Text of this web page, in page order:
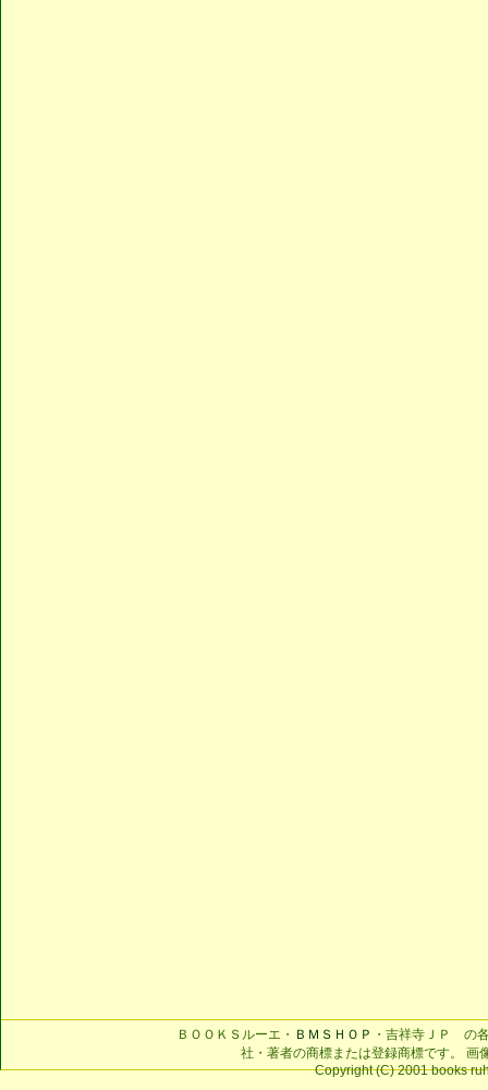
ＢＯＯＫＳルーエ・ ＢＭＳＨＯＰ ・吉祥寺ＪＰ の
社・著者の商標または登録商標です。 画
Copyright (C) 2001 books